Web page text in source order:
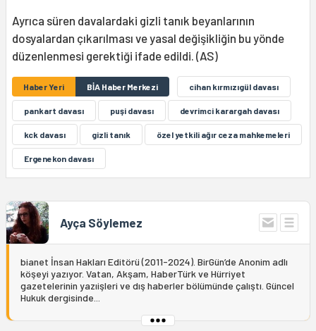
Ayrıca süren davalardaki gizli tanık beyanlarının
dosyalardan çıkarılması ve yasal değişikliğin bu yönde
düzenlenmesi gerektiği ifade edildi. (AS)
Haber Yeri BİA Haber Merkezi cihan kırmızıgül davası
pankart davası puşi davası devrimci karargah davası
kck davası gizli tanık özel yetkili ağır ceza mahkemeleri
Ergenekon davası
Ayça Söylemez
bianet İnsan Hakları Editörü (2011-2024). BirGün’de Anonim adlı
köşeyi yazıyor. Vatan, Akşam, HaberTürk ve Hürriyet
gazetelerinin yazıişleri ve dış haberler bölümünde çalıştı. Güncel
Hukuk dergisinde...